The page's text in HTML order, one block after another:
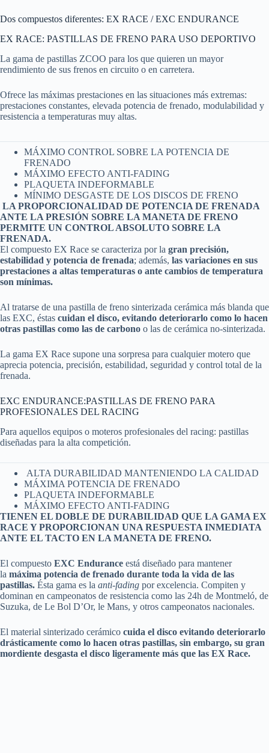
Dos compuestos diferentes: EX RACE / EXC ENDURANCE
EX RACE: PASTILLAS DE FRENO PARA USO DEPORTIVO
La gama de pastillas ZCOO para los que quieren un mayor
rendimiento de sus frenos en circuito o en carretera.
Ofrece las máximas prestaciones en las situaciones más extremas:
prestaciones constantes, elevada potencia de frenado, modulabilidad y
resistencia a temperaturas muy altas.
MÁXIMO CONTROL SOBRE LA POTENCIA DE
FRENADO
MÁXIMO EFECTO ANTI-FADING
PLAQUETA INDEFORMABLE
MÍNIMO DESGASTE DE LOS DISCOS DE FRENO
LA PROPORCIONALIDAD DE POTENCIA DE FRENADA
ANTE LA PRESIÓN SOBRE LA MANETA DE FRENO
PERMITE UN CONTROL ABSOLUTO SOBRE LA
FRENADA.
El compuesto EX Race se caracteriza por la gran precisión,
estabilidad y potencia de frenada; además, las variaciones en sus
prestaciones a altas temperaturas o ante cambios de temperatura
son mínimas.
Al tratarse de una pastilla de freno sinterizada cerámica más blanda que
las EXC, éstas cuidan el disco, evitando deteriorarlo como lo hacen
otras pastillas como las de carbono o las de cerámica no-sinterizada.
La gama EX Race supone una sorpresa para cualquier motero que
aprecia potencia, precisión, estabilidad, seguridad y control total de la
frenada.
EXC ENDURANCE:PASTILLAS DE FRENO PARA
PROFESIONALES DEL RACING
Para aquellos equipos o moteros profesionales del racing: pastillas
diseñadas para la alta competición.
ALTA DURABILIDAD MANTENIENDO LA CALIDAD
MÁXIMA POTENCIA DE FRENADO
PLAQUETA INDEFORMABLE
MÁXIMO EFECTO ANTI-FADING
TIENEN EL DOBLE DE DURABILIDAD QUE LA GAMA EX
RACE Y PROPORCIONAN UNA RESPUESTA INMEDIATA
ANTE EL TACTO EN LA MANETA DE FRENO.
El compuesto EXC Endurance está diseñado para mantener
la máxima potencia de frenado durante toda la vida de las
pastillas. Ésta gama es la anti-fading por excelencia. Compiten y
dominan en campeonatos de resistencia como las 24h de Montmeló, de
Suzuka, de Le Bol D’Or, le Mans, y otros campeonatos nacionales.
El material sinterizado cerámico cuida el disco evitando deteriorarlo
drásticamente como lo hacen otras pastillas, sin embargo, su gran
mordiente desgasta el disco ligeramente más que las EX Race.